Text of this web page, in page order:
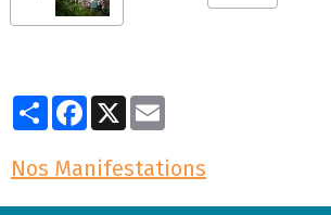
PartagerFacebook
X
Nos Manifestations